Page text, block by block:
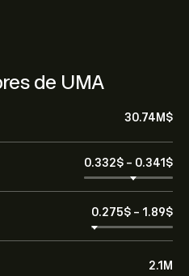
de UMA
30.74M‎$‎
0.332‎$‎ - 0.341‎$‎
0.275‎$‎ - 1.89‎$‎
2.1M